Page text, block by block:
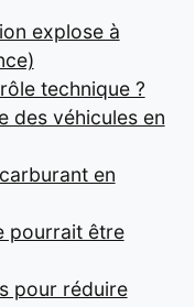
explose à
technique ?
des véhicules en
en
pourrait être
pour réduire